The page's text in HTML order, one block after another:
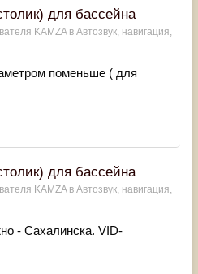
для бассейна
KAMZAв Автозвук, навигация,
поменьше ( для
для бассейна
KAMZAв Автозвук, навигация,
- Сахалинска. VID-